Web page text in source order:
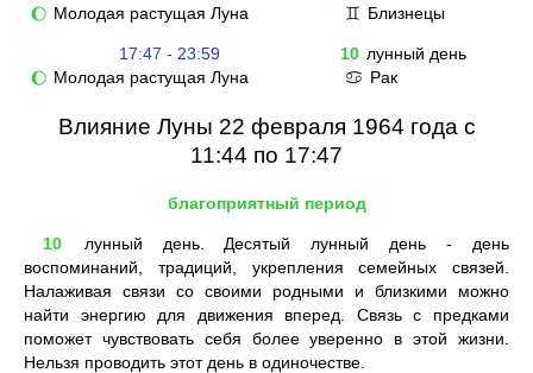
🌔 Молодая растущая Луна ♊ Близнецы
17:47 - 23:59 10 лунный день
🌔 Молодая растущая Луна ♋ Рак
Влияние Луны 22 февраля 1964 года с
11:44 по 17:47
благоприятный период
10
лунный день. Десятый лунный день - день
воспоминаний, традиций, укрепления семейных связей.
Налаживая связи со своими родными и близкими можно
найти энергию для движения вперед. Связь с предками
поможет чувствовать себя более уверенно в этой жизни.
Нельзя проводить этот день в одиночестве.